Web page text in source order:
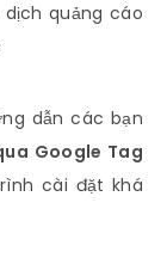
quảng cáo
dẫn các bạn
Google Tag
cài đặt khá